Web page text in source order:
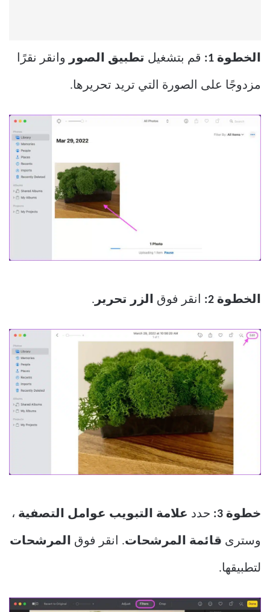
الخطوة 1: قم بتشغيل تطبيق الصور وانقر نقرًا
مزدوجًا على الصورة التي تريد تحريرها.
الخطوة 2: انقر فوق الزر تحرير .
خطوة 3: حدد علامة التبويب عوامل التصفية ،
وسترى قائمة المرشحات. انقر فوق المرشحات
لتطبيقها.